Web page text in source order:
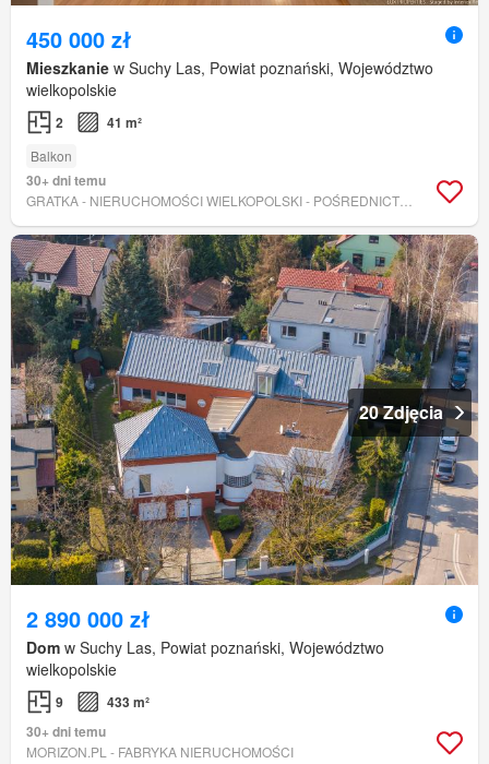
450 000 zł
Mieszkanie w Suchy Las, Powiat poznański, Województwo
wielkopolskie
2 41 m²
Balkon
30+ dni temu
20 Zdjęcia
2 890 000 zł
Dom w Suchy Las, Powiat poznański, Województwo
wielkopolskie
9
433 m²
30+ dni temu
MORIZON.PL - FABRYKA NIERUCHOMOŚCI